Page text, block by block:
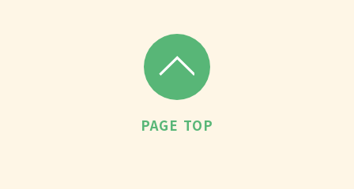
PAGE TOP